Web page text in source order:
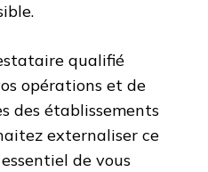
qualifié
opérations et de
des établissements
externaliser ce
de vous